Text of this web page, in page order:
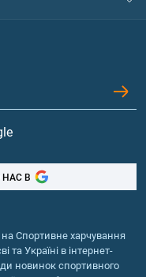
НАС В
Спортивне харчування
та Україні в інтернет-
новинок спортивного